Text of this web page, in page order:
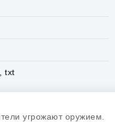
txt
угрожают оружием.